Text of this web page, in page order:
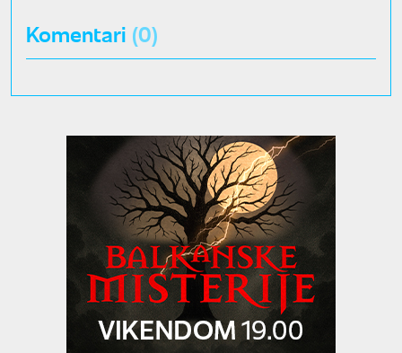
Komentari (0)